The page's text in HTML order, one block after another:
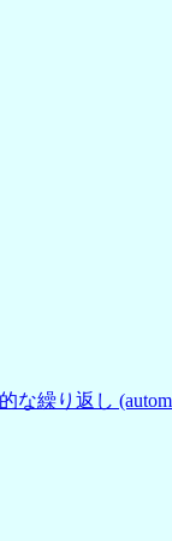
な繰り返し